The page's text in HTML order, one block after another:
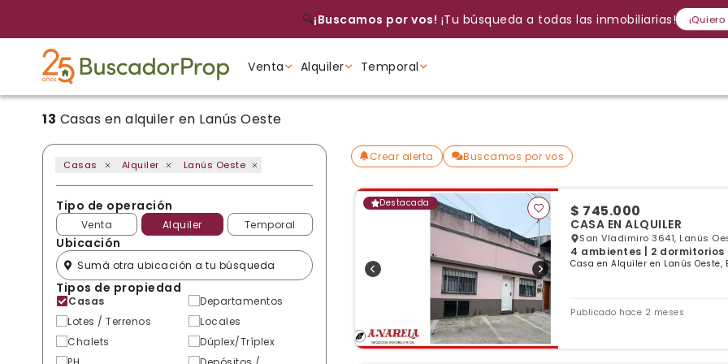
🔍¡Buscamos por vos! ¡Tu búsqueda a todas las inmobiliarias!
Venta
Tipo de propiedad
Alquiler
Tipo de propiedad
Temporal
Tipo de propiedad
Cancelar Si, eliminar
Gracias
13 Casas en alquiler en Lanús Oeste
Casas Alquiler Lanús Oeste
Tipo de operación
Venta Alquiler Temporal
Ubicación
Tipos de propiedad
Casas
Departamentos
Lotes / Terrenos
Locales
Chalets
Dúplex/Tríplex
Crear alerta Buscamos por vos
Destacada $ 745.000
CASA EN ALQUILER
San Vladimiro 3641, Lanús
4 ambientes | 2 dormitorios
Casa en Alquiler en Lanús Oeste,
Publicado hace 2 meses